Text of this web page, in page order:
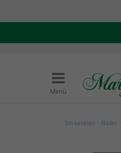
Menü
Stickereien Bilder